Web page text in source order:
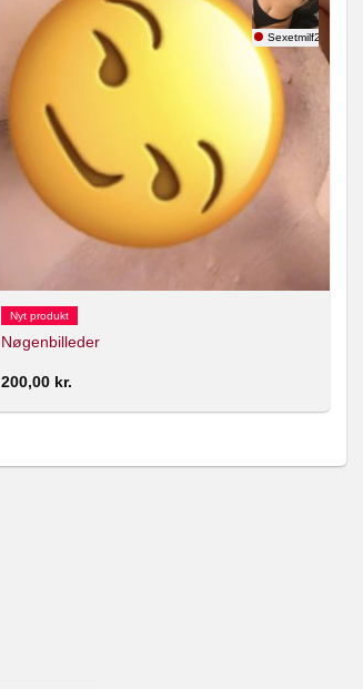
Sexetmilf26
Nyt produkt
Nøgenbilleder
200,00 kr.